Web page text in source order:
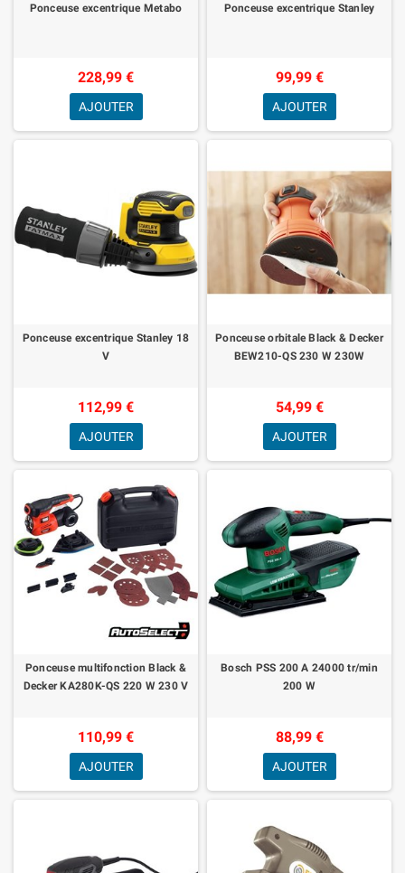
Ponceuse excentrique Metabo
228,99 €
AJOUTER
Ponceuse excentrique Stanley
99,99 €
AJOUTER
Ponceuse excentrique Stanley 18
V
112,99 €
AJOUTER
Ponceuse orbitale Black & Decker
BEW210-QS 230 W 230W
54,99 €
AJOUTER
Ponceuse multifonction Black &
Decker KA280K-QS 220 W 230 V
110,99 €
AJOUTER
Bosch PSS 200 A 24000 tr/min
200 W
88,99 €
AJOUTER